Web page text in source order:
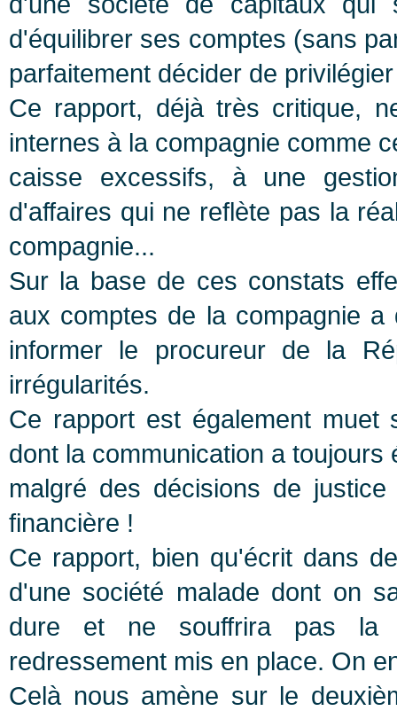
d'équilibrer ses comptes (sans
parfaitement décider de
Ce rapport, déjà très critique,
internes à la compagnie comme
caisse excessifs, à une
d'affaires qui ne reflète pas la
compagnie...
Sur la base de ces constats
aux comptes de la compagnie
informer le procureur de la
irrégularités.
Ce rapport est également muet
dont la communication a
malgré des décisions de
financière !
Ce rapport, bien qu'écrit dans
d'une société malade dont on
dure et ne souffrira pas la
redressement mis en place. On
Celà nous amène sur le